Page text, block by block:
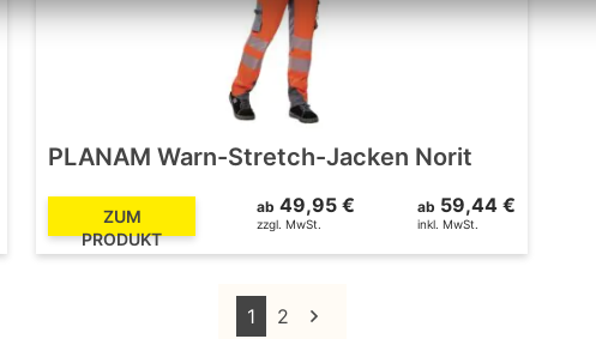
PLANAM Warn-Stretch-Jacken Norit
ZUM
PRODUKT
ab 49,95 €
zzgl. MwSt.
ab 59,44 €
inkl. MwSt.
1 2